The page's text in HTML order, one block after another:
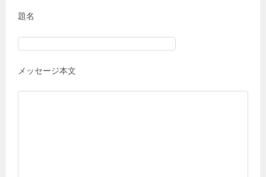
題名
メッセージ本文